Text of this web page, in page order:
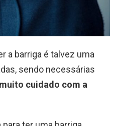
a barriga é talvez uma
sendo necessárias
muito cuidado com a